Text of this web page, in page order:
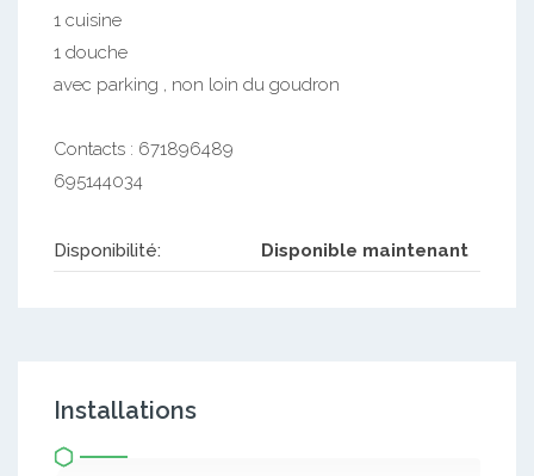
1 cuisine
1 douche
avec parking , non loin du goudron
Contacts : 671896489
695144034
Disponibilité: Disponible maintenant
Installations